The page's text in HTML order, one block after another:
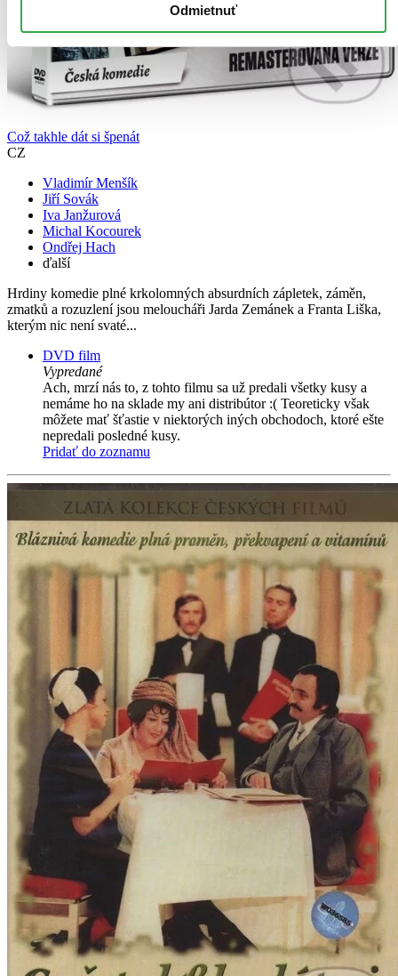
Odmietnuť
Což takhle dát si špenát
CZ
Vladimír Menšík
Jiří Sovák
Iva Janžurová
Michal Kocourek
Ondřej Hach
ďalší
Hrdiny komedie plné krkolomných absurdních zápletek, záměn,
zmatků a rozuzlení jsou meloucháři Jarda Zemánek a Franta Liška,
kterým nic není svaté...
DVD film
Vypredané
Ach, mrzí nás to, z tohto filmu sa už predali všetky kusy a
nemáme ho na sklade my ani distribútor :( Teoreticky však
môžete mať šťastie v niektorých iných obchodoch, ktoré ešte
nepredali posledné kusy.
Pridať do zoznamu